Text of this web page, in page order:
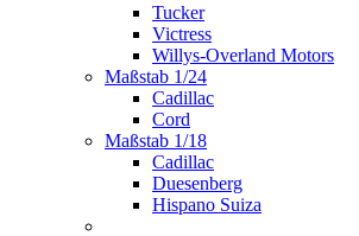
Tucker
Victress
Willys-Overland Motors
Maßstab 1/24
Cadillac
Cord
Maßstab 1/18
Cadillac
Duesenberg
Hispano Suiza